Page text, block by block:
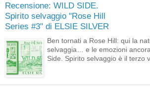
Recensione: WILD SIDE.
Spirito selvaggio "Rose Hill
Series #3" di ELSIE SILVER
Ben tornati a Rose Hill: qui la
selvaggia… e le emozioni
Side. Spirito selvaggio è il terzo